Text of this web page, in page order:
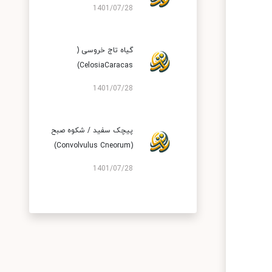
1401/07/28
گیاه تاج خروسی (
CelosiaCaracas)
1401/07/28
پیچک سفید / شکوه صبح
(Convolvulus Cneorum)
1401/07/28